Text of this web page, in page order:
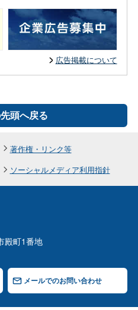
広告掲載について
頭へ戻る
著作権・リンク等
ソーシャルメディア利用指針
殿町1番地
メールでのお問い合わせ